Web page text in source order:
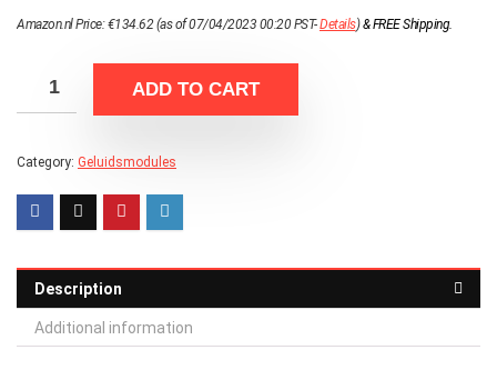
Amazon.nl Price:€134.62 (as of 07/04/2023 00:20 PST-Details)&FREE Shipping.
ADD TO CART
Category: Geluidsmodules
Description
Additional information